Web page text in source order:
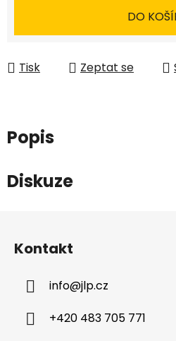
DO
Tisk Zeptat se
Popis
Diskuze
Kontakt
info@jlp.cz
+420 483 705 771